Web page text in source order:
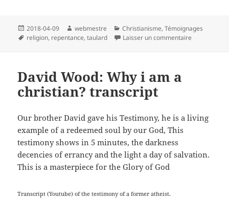
Publié
le
2018-04-09 Auteur
webmestre Catégories
Christianisme,Témoignages
Mots-
religion, repentance,taulard Laisser un commentaire
David Wood: Why i am a
christian? transcript
Our brother David gave his Testimony, he is a living
example of a redeemed soul by our God, This
testimony shows in 5 minutes, the darkness
decencies of errancy and the light a day of salvation.
This is a masterpiece for the Glory of God
Transcript (Youtube) of the testimony of a former atheist.